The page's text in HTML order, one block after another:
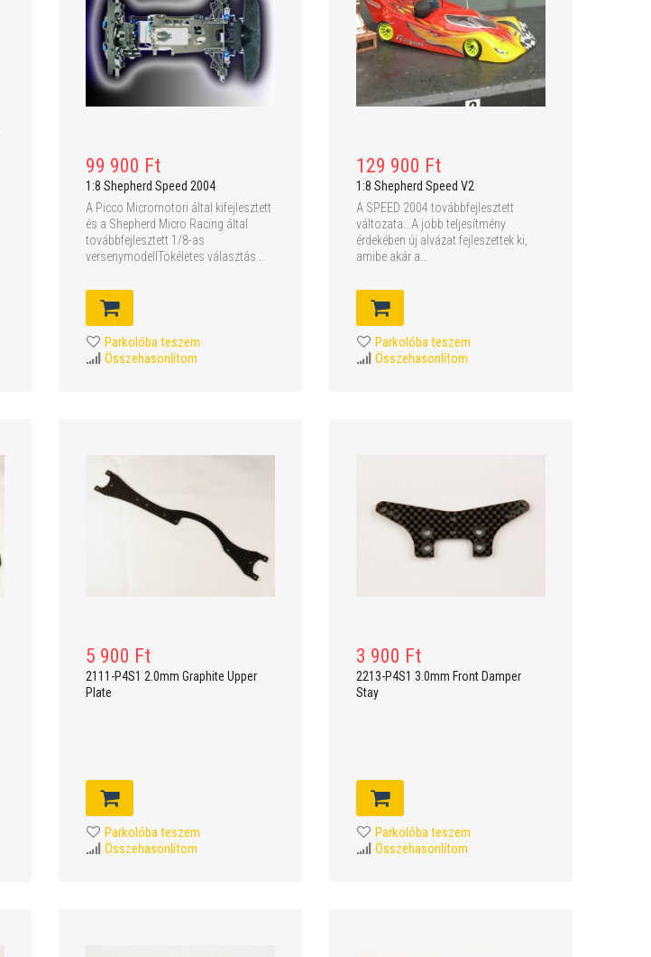
99 900 Ft
1:8 Shepherd Speed 2004
A Picco Micromotori által kifejlesztett
és a Shepherd Micro Racing által
továbbfejlesztett 1/8-as
versenymodellTökéletes választás...
Parkolóba teszem
Összehasonlítom
129 900 Ft
1:8 Shepherd Speed V2
A SPEED 2004 továbbfejlesztett
változata...A jobb teljesítmény
érdekében új alvázat fejleszettek ki,
amibe akár a...
Parkolóba teszem
Összehasonlítom
5 900 Ft
2111-P4S1 2.0mm Graphite Upper
Plate
Parkolóba teszem
Összehasonlítom
3 900 Ft
2213-P4S1 3.0mm Front Damper
Stay
Parkolóba teszem
Összehasonlítom